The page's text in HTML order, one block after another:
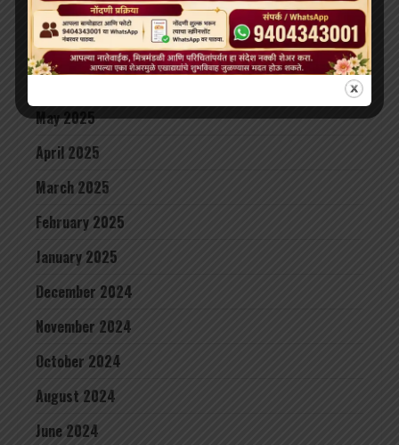
August 2025
July 2025
May 2025
April 2025
March 2025
February 2025
January 2025
December 2024
November 2024
October 2024
August 2024
June 2024